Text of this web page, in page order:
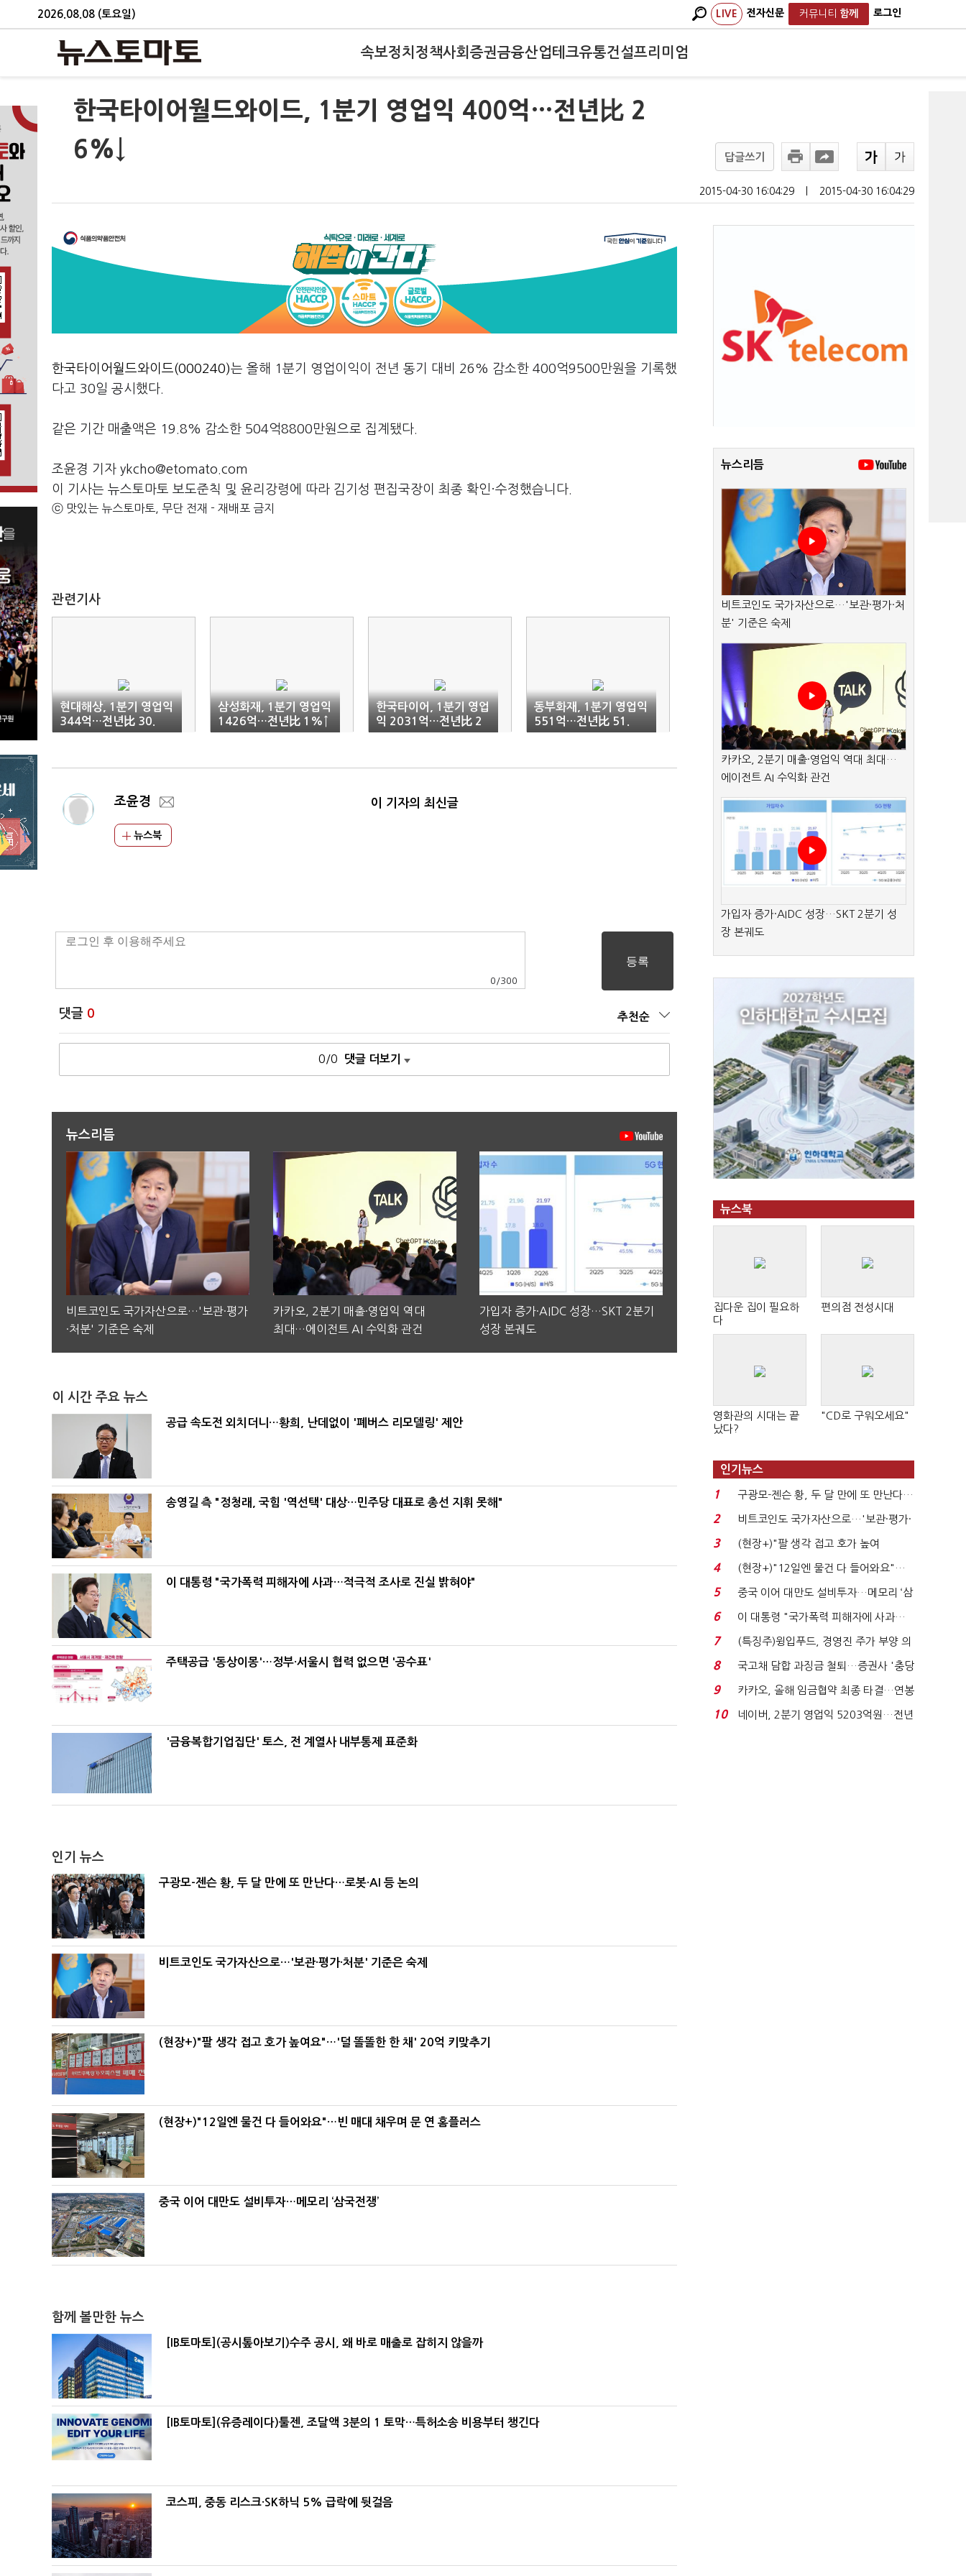
2026.08.08 (토요일) LIVE 전자신문 커뮤니티 함께 로그인
속보정치 정책사회 증권금융산업테크유통건설프리미엄
한국타이어월드와이드, 1분기 영업익 400억…전년比 2
6%↓
답글쓰기
2015-04-30 16:04:29 2015-04-30 16:04:29
한국타이어월드와이드(000240)는 올해 1분기 영업이익이 전년 동기 대비 26% 감소한 400억9500만원을 기록했
다고 30일 공시했다.
같은 기간 매출액은 19.8% 감소한 504억8800만원으로 집계됐다.
조윤경 기자 ykcho@etomato.com
이 기사는 뉴스토마토 보도준칙 및 윤리강령에 따라 김기성 편집국장이 최종 확인·수정했습니다.
ⓒ 맛있는 뉴스토마토, 무단 전재 - 재배포 금지
관련기사
현대해상, 1분기 영업익
344억…전년比 30.
8%↑
삼성화재, 1분기 영업익
1426억…전년比 1%↑
한국타이어, 1분기 영업
익 2031억…전년比 2
1.9%↓
동부화재, 1분기 영업익
551억…전년比 51.
4%↑
조윤경
뉴스북
이 기자의 최신글
0 /300
댓글 0 추천순
0/0 댓글 더보기
뉴스리듬
비트코인도 국가자산으로…'보관·평가
·처분' 기준은 숙제
카카오, 2분기 매출·영업익 역대
최대…에이전트 AI 수익화 관건
가입자 증가·AIDC 성장…SKT 2분기
성장 본궤도
이 시간 주요 뉴스
공급 속도전 외치더니…황희, 난데없이 '폐버스 리모델링' 제안
송영길 측 "정청래, 국힘 '역선택' 대상…민주당 대표로 총선 지휘 못해"
이 대통령 "국가폭력 피해자에 사과…적극적 조사로 진실 밝혀야"
주택공급 '동상이몽'…정부·서울시 협력 없으면 '공수표'
'금융복합기업집단' 토스, 전 계열사 내부통제 표준화
인기 뉴스
구광모-젠슨 황, 두 달 만에 또 만난다…로봇·AI 등 논의
비트코인도 국가자산으로…'보관·평가·처분' 기준은 숙제
(현장+)"팔 생각 접고 호가 높여요"…'덜 똘똘한 한 채' 20억 키맞추기
(현장+)"12일엔 물건 다 들어와요"…빈 매대 채우며 문 연 홈플러스
중국 이어 대만도 설비투자…메모리 ‘삼국전쟁’
함께 볼만한 뉴스
[IB토마토](공시톺아보기)수주 공시, 왜 바로 매출로 잡히지 않을까
[IB토마토](유증레이다)툴젠, 조달액 3분의 1 토막…특허소송 비용부터 챙긴다
코스피, 중동 리스크·SK하닉 5% 급락에 뒷걸음
뉴스리듬
비트코인도 국가자산으로…'보관·평가·처
분' 기준은 숙제
카카오, 2분기 매출·영업익 역대 최대…
에이전트 AI 수익화 관건
가입자 증가·AIDC 성장…SKT 2분기 성
장 본궤도
뉴스북
집다운 집이 필요하
다
편의점 전성시대
영화관의 시대는 끝
났다?
"CD로 구워오세요"
인기뉴스
1
구광모-젠슨 황, 두 달 만에 또 만난다…
로봇·AI 등 논...
2
비트코인도 국가자산으로…'보관·평가·
처분' 기준은 ...
3
(현장+)"팔 생각 접고 호가 높여
요"…'덜 똘똘한 한 채' 20...
4
(현장+)"12일엔 물건 다 들어와요"…
빈 매대 채우며 문 연 ...
5
중국 이어 대만도 설비투자…메모리 ‘삼
국전쟁’
6
이 대통령 "국가폭력 피해자에 사과…
적극적 조사로 진...
7
(특징주)윙입푸드, 경영진 주가 부양 의
지에 상한가...
8
국고채 담합 과징금 철퇴…증권사 '충당
금 폭탄' 우려...
9
카카오, 올해 임금협약 최종 타결…연봉
6.3% 인상·격려...
10
네이버, 2분기 영업익 5203억원…전년